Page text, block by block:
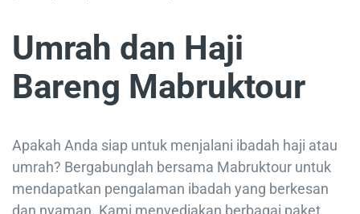
Umrah dan Haji
Bareng Mabruktour
Apakah Anda siap untuk menjalani ibadah haji atau
umrah? Bergabunglah bersama Mabruktour untuk
mendapatkan pengalaman ibadah yang berkesan
dan nyaman. Kami menyediakan berbagai paket